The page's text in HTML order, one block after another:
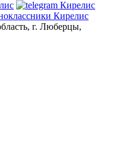
г. Люберцы,